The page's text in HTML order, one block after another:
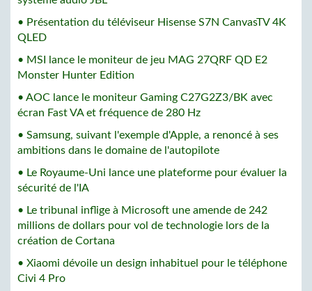
• Présentation du téléviseur Hisense S7N CanvasTV 4K
QLED
• MSI lance le moniteur de jeu MAG 27QRF QD E2
Monster Hunter Edition
• AOC lance le moniteur Gaming C27G2Z3/BK avec
écran Fast VA et fréquence de 280 Hz
• Samsung, suivant l'exemple d'Apple, a renoncé à ses
ambitions dans le domaine de l'autopilote
• Le Royaume-Uni lance une plateforme pour évaluer la
sécurité de l'IA
• Le tribunal inflige à Microsoft une amende de 242
millions de dollars pour vol de technologie lors de la
création de Cortana
• Xiaomi dévoile un design inhabituel pour le téléphone
Civi 4 Pro